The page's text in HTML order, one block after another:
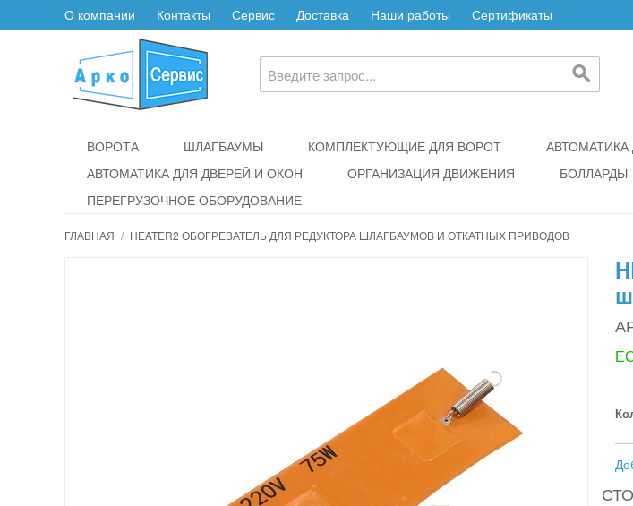
О компании Контакты Сервис Доставка Наши работы Сертификаты
ВОРОТА ШЛАГБАУМЫ КОМПЛЕКТУЮЩИЕ ДЛЯ ВОРОТ
АВТОМАТИКА ДЛЯ ДВЕРЕЙ И ОКОН
ОРГАНИЗАЦИЯ ДВИЖЕНИЯ БОЛЛАРДЫ
ПЕРЕГРУЗОЧНОЕ ОБОРУДОВАНИЕ
ГЛАВНАЯ / HEATER2 ОБОГРЕВАТЕЛЬ ДЛЯ РЕДУКТОРА ШЛАГБАУМОВ И ОТКАТНЫХ ПРИВОДОВ